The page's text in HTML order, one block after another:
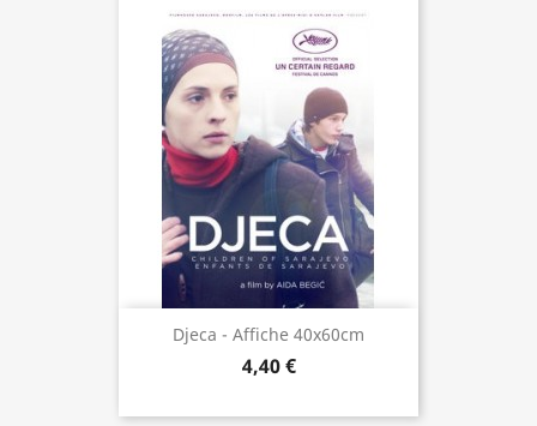
Djeca - Affiche 40x60cm
4,40 €